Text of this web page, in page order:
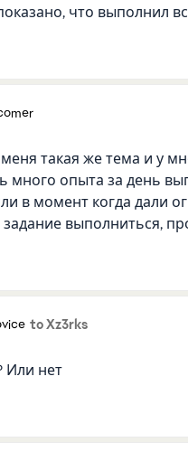
что выполнил
такая же тема и у
много опыта за день
в момент когда дали
выполниться,
to Xz3rks
Или нет